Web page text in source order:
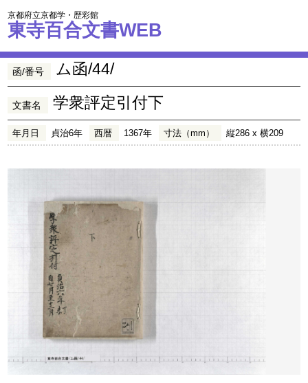
京都府立京都学・歴彩館
東寺百合文書WEB
函/番号 ム函/44/
文書名 学衆評定引付下
年月日 貞治6年 西暦 1367年 寸法（mm） 縦286 x 横209